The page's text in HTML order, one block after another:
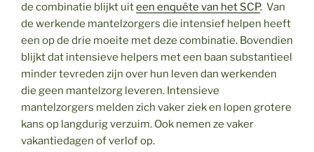
de combinatie blijkt uiteen enquête van het SCP. Van
de werkende mantelzorgers die intensief helpen heeft
een op de drie moeite met deze combinatie. Bovendien
blijkt dat intensieve helpers met een baan substantieel
minder tevreden zijn over hun leven dan werkenden
die geen mantelzorg leveren. Intensieve
mantelzorgers melden zich vaker ziek en lopen grotere
kans op langdurig verzuim. Ook nemen ze vaker
vakantiedagen of verlof op.